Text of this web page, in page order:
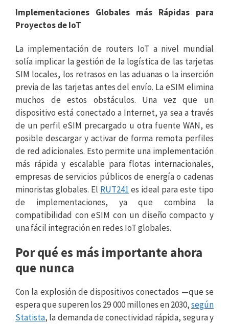
Implementaciones Globales más Rápidas para
Proyectos de IoT
La implementación de routers IoT a nivel mundial
solía implicar la gestión de la logística de las tarjetas
SIM locales, los retrasos en las aduanas o la inserción
previa de las tarjetas antes del envío. La eSIM elimina
muchos de estos obstáculos. Una vez que un
dispositivo está conectado a Internet, ya sea a través
de un perfil eSIM precargado u otra fuente WAN, es
posible descargar y activar de forma remota perfiles
de red adicionales. Esto permite una implementación
más rápida y escalable para flotas internacionales,
empresas de servicios públicos de energía o cadenas
minoristas globales. El RUT241 es ideal para este tipo
de implementaciones, ya que combina la
compatibilidad con eSIM con un diseño compacto y
una fácil integración en redes IoT globales.
Por qué es más importante ahora
que nunca
Con la explosión de dispositivos conectados —que se
espera que superen los 29 000 millones en 2030,según
Statista, la demanda de conectividad rápida, segura y